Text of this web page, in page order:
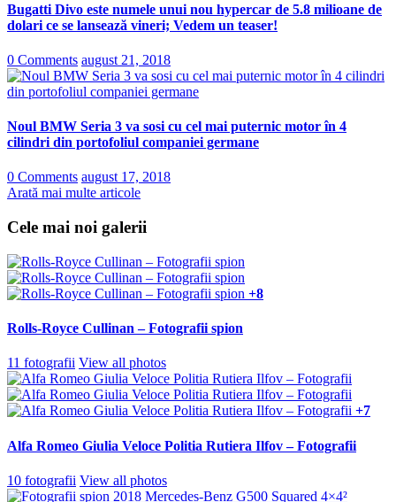
Bugatti Divo este numele unui nou hypercar de 5.8 milioane de
dolari ce se lansează vineri; Vedem un teaser!
0 Comments august 21, 2018
Noul BMW Seria 3 va sosi cu cel mai puternic motor în 4
cilindri din portofoliul companiei germane
0 Comments august 17, 2018
Arată mai multe articole
Cele mai noi galerii
+8
Rolls-Royce Cullinan – Fotografii spion
11 fotografii View all photos
+7
Alfa Romeo Giulia Veloce Politia Rutiera Ilfov – Fotografii
10 fotografii View all photos